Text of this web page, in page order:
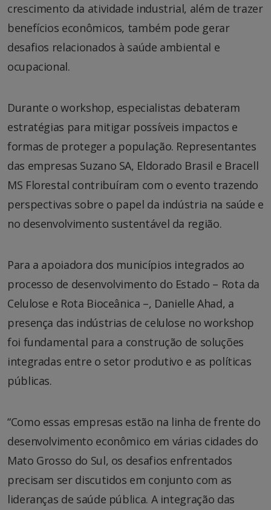
crescimento da atividade industrial, além de trazer
benefícios econômicos, também pode gerar
desafios relacionados à saúde ambiental e
ocupacional.
Durante o workshop, especialistas debateram
estratégias para mitigar possíveis impactos e
formas de proteger a população. Representantes
das empresas Suzano SA, Eldorado Brasil e Bracell
MS Florestal contribuíram com o evento trazendo
perspectivas sobre o papel da indústria na saúde e
no desenvolvimento sustentável da região.
Para a apoiadora dos municípios integrados ao
processo de desenvolvimento do Estado – Rota da
Celulose e Rota Bioceânica –, Danielle Ahad, a
presença das indústrias de celulose no workshop
foi fundamental para a construção de soluções
integradas entre o setor produtivo e as políticas
públicas.
“Como essas empresas estão na linha de frente do
desenvolvimento econômico em várias cidades do
Mato Grosso do Sul, os desafios enfrentados
precisam ser discutidos em conjunto com as
lideranças de saúde pública. A integração das